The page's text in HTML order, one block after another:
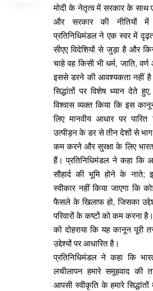
मोदी के नेतृत्व में सरकार के साथ
और सरकार की नीतियों में
प्रतिनिधिमंडल ने एक स्वर में
सीएए विदेशियों से जुड़ा है और
चाहे वह किसी भी धर्म, जाति,
इससे डरने की आवश्यकता नहीं
सिद्धांतों पर विशेष ध्यान देते
विश्वास व्यक्त किया कि इस
लिए मानवीय आधार पर
उत्पीड़न के डर से तीन देशों से
कम करने और सुरक्षा के लिए
हैं। प्रतिनिधिमंडल ने कहा कि
सौहार्द की भूमि होने के
स्वीकार नहीं किया जाएगा कि
फैसले के खिलाफ हो, जिसका
परिवारों के कष्टों को कम करना
को दोहराया कि यह कानून पूरी
उद्देश्यों पर आधारित है।
प्रतिनिधिमंडल ने कहा कि
लचीलापन हमारे समूहवाद की
आपसी स्वीकृति के हमारे